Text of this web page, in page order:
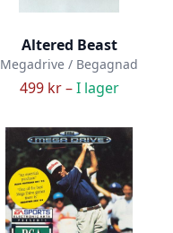
Altered Beast
Megadrive / Begagnad
499 kr –I lager